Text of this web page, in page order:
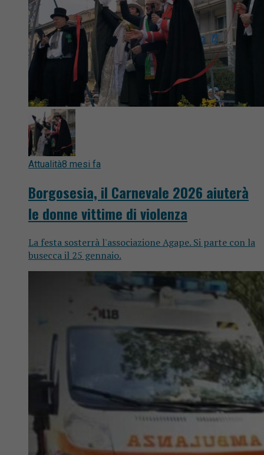
Attualità8 mesi fa
Borgosesia, il Carnevale 2026 aiuterà
le donne vittime di violenza
La festa sosterrà l'associazione Agape. Si parte con la
busecca il 25 gennaio.